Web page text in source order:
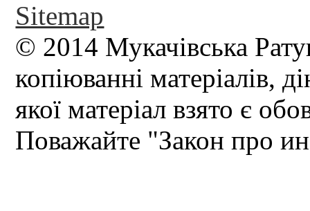
Sitemap
© 2014 Мукачівська
копіюванні матеріалів,
якої матеріал взято є
Поважайте "Закон про